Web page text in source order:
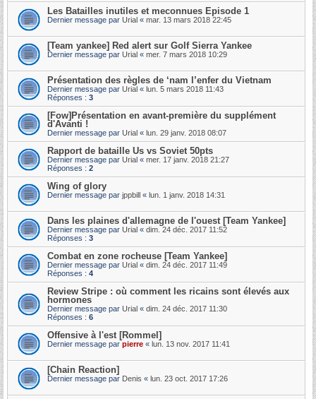
Les Batailles inutiles et meconnues Episode 1
Dernier message par Urial « mar. 13 mars 2018 22:45
[Team yankee] Red alert sur Golf Sierra Yankee
Dernier message par Urial « mer. 7 mars 2018 10:29
Présentation des règles de ‘nam l’enfer du Vietnam
Dernier message par Urial « lun. 5 mars 2018 11:43
Réponses : 3
[Fow]Présentation en avant-première du supplément
d'Avanti !
Dernier message par Urial « lun. 29 janv. 2018 08:07
Rapport de bataille Us vs Soviet 50pts
Dernier message par Urial « mer. 17 janv. 2018 21:27
Réponses : 2
Wing of glory
Dernier message par jppbill « lun. 1 janv. 2018 14:31
Dans les plaines d'allemagne de l'ouest [Team Yankee]
Dernier message par Urial « dim. 24 déc. 2017 11:52
Réponses : 3
Combat en zone rocheuse [Team Yankee]
Dernier message par Urial « dim. 24 déc. 2017 11:49
Réponses : 4
Review Stripe : où comment les ricains sont élevés aux
hormones
Dernier message par Urial « dim. 24 déc. 2017 11:30
Réponses : 6
Offensive à l'est [Rommel]
Dernier message par pierre « lun. 13 nov. 2017 11:41
[Chain Reaction]
Dernier message par Denis « lun. 23 oct. 2017 17:26